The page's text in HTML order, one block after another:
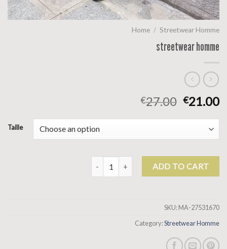
Home / Streetwear Homme
streetwear homme
€27.00 €21.00
Taille
streetwear homme quantityADD TO CART
SKU:MA-27531670
Category:Streetwear Homme